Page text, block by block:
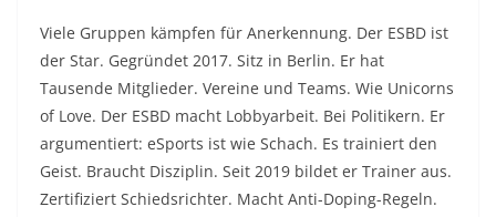
Viele Gruppen kämpfen für Anerkennung. Der ESBD ist
der Star. Gegründet 2017. Sitz in Berlin. Er hat
Tausende Mitglieder. Vereine und Teams. Wie Unicorns
of Love. Der ESBD macht Lobbyarbeit. Bei Politikern. Er
argumentiert: eSports ist wie Schach. Es trainiert den
Geist. Braucht Disziplin. Seit 2019 bildet er Trainer aus.
Zertifiziert Schiedsrichter. Macht Anti-Doping-Regeln.